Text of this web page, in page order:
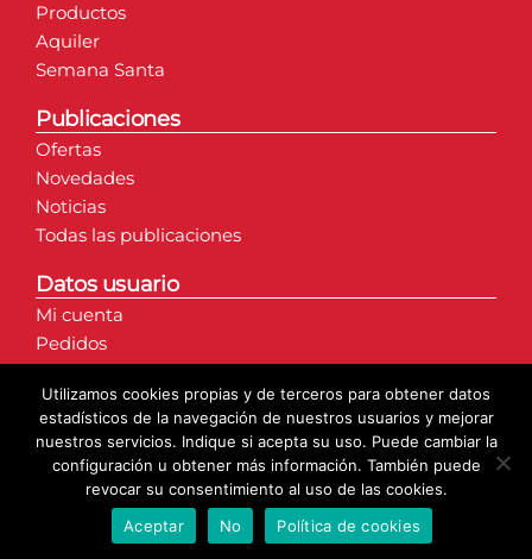
Productos
Aquiler
Semana Santa
Publicaciones
Ofertas
Novedades
Noticias
Todas las publicaciones
Datos usuario
Mi cuenta
Pedidos
Direcciones
Detalles de la cuenta
© Copyright 2020 | Axarmantel S.L. | Todos los derechos
Utilizamos cookies propias y de terceros para obtener datos
estadísticos de la navegación de nuestros usuarios y mejorar
nuestros servicios. Indique si acepta su uso. Puede cambiar la
configuración u obtener más información. También puede
revocar su consentimiento al uso de las cookies.
Aceptar
No Política de cookies